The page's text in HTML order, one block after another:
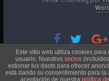
Esta obra está
Atribución-NoComercial 4.0
Este sitio web utiliza cookies
usuario. Nuestros socios
estionar tus daots para ofrecer
está dando su consentimiento para
aceptación de nuestra política